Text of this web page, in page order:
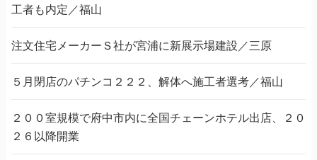
工者も内定／福山
注文住宅メーカーＳ社が宮浦に新展示場建設／三原
５月閉店のパチンコ２２２、解体へ施工者選考／福山
２００室規模で府中市内に全国チェーンホテル出店、２０
２６以降開業